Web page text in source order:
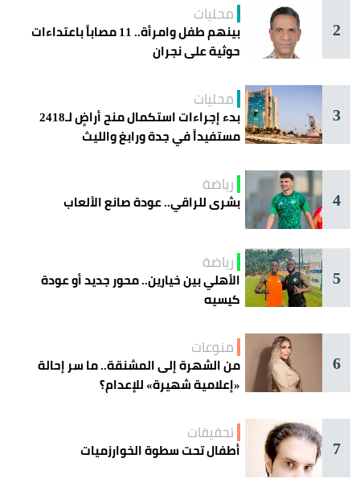
2
محليات
بينهم طفل وامرأة.. 11 مصاباً باعتداءات
حوثية على نجران
3
محليات
بدء إجراءات استكمال منح أراضٍ لـ2418
مستفيداً في جدة ورابغ والليث
4
رياضة
بشرى للراقي.. عودة صانع الألعاب
5
رياضة
الأهلي بين خيارين.. محور جديد أو عودة
كيسيه
6
منوعات
من الشهرة إلى المشنقة.. ما سر إحالة
«إعلامية شهيرة» للإعدام؟
7
تحقيقات
أطفال تحت سطوة الخوارزميات